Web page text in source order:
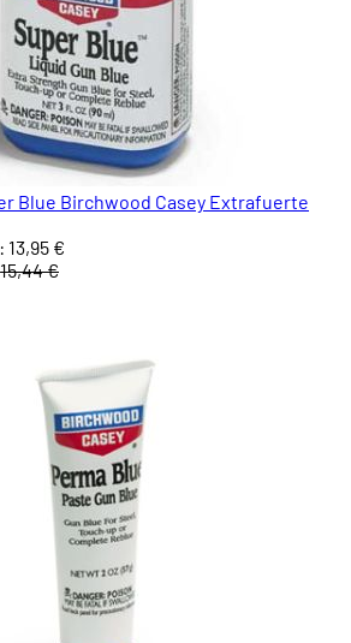
Blue Birchwood Casey Extrafuerte
13,95 €
15,44 €